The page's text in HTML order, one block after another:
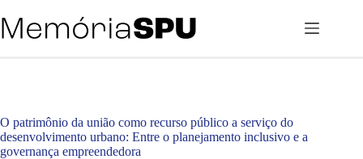
para
o
O patrimônio da união como recurso público a serviço do
desenvolvimento urbano: Entre o planejamento inclusivo e a
governança empreendedora